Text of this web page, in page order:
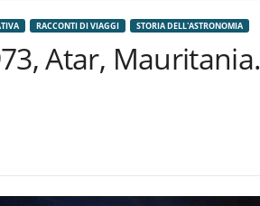
RACCONTI DI VIAGGI STORIA DELL'ASTRONOMIA
Atar, Mauritania.